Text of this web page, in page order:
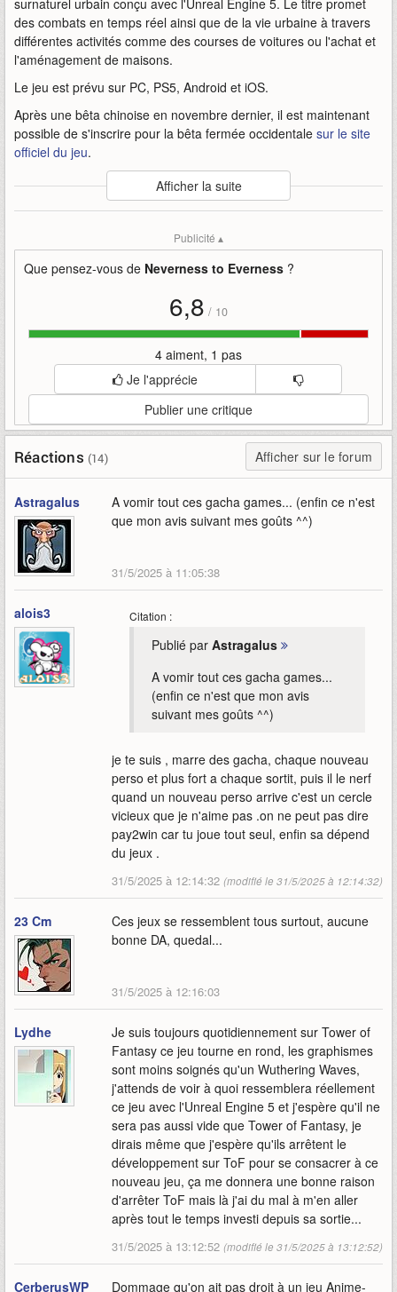
surnaturel urbain conçu avec l'Unreal Engine 5. Le titre promet
des combats en temps réel ainsi que de la vie urbaine à travers
différentes activités comme des courses de voitures ou l'achat et
l'aménagement de maisons.
Le jeu est prévu sur PC, PS5, Android et iOS.
Après une bêta chinoise en novembre dernier, il est maintenant
possible de s'inscrire pour la bêta fermée occidentale sur le site
officiel du jeu.
Auteur
Hotta Studio / Perfect World Games
: Andy
hotta-studio neverness
nte
occidentale perfect-world-games
Afficher la suite
Publicité ▴
Que pensez-vous de Neverness to Everness ?
6,8 / 10
4 aiment, 1 pas
Je l'apprécie
Publier une critique
Réactions (14) Afficher sur le forum
Astragalus
A vomir tout ces gacha games... (enfin ce n'est
que mon avis suivant mes goûts ^^)
31/5/2025 à 11:05:38
alois3 Citation :
Publié par Astragalus
A vomir tout ces gacha games...
(enfin ce n'est que mon avis
suivant mes goûts ^^)
je te suis , marre des gacha, chaque nouveau
perso et plus fort a chaque sortit, puis il le nerf
quand un nouveau perso arrive c'est un cercle
vicieux que je n'aime pas .on ne peut pas dire
pay2win car tu joue tout seul, enfin sa dépend
du jeux .
31/5/2025 à 12:14:32 (modifié le 31/5/2025 à 12:14:32)
23 Cm
Ces jeux se ressemblent tous surtout, aucune
bonne DA, quedal...
31/5/2025 à 12:16:03
Lydhe
Je suis toujours quotidiennement sur Tower of
Fantasy ce jeu tourne en rond, les graphismes
sont moins soignés qu'un Wuthering Waves,
j'attends de voir à quoi ressemblera réellement
ce jeu avec l'Unreal Engine 5 et j'espère qu'il ne
sera pas aussi vide que Tower of Fantasy, je
dirais même que j'espère qu'ils arrêtent le
développement sur ToF pour se consacrer à ce
nouveau jeu, ça me donnera une bonne raison
d'arrêter ToF mais là j'ai du mal à m'en aller
après tout le temps investi depuis sa sortie...
31/5/2025 à 13:12:52 (modifié le 31/5/2025 à 13:12:52)
CerberusWP Dommage qu'on ait pas droit à un jeu Anime-